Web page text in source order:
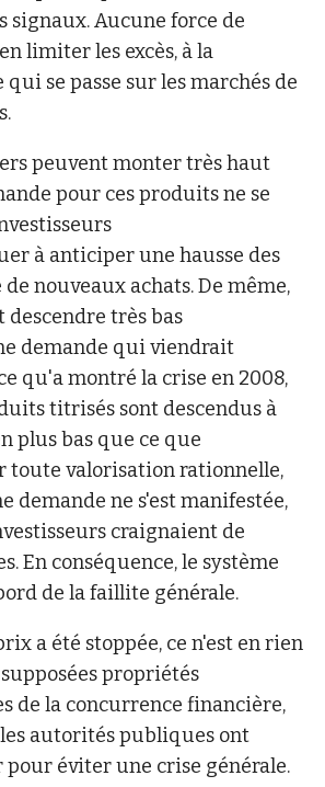
signaux. Aucune force de
limiter les excès, à la
se passe sur les marchés de
peuvent monter très haut
pour ces produits ne se
à anticiper une hausse des
nouveaux achats. De même,
très bas
demande qui viendrait
qu'a montré la crise en 2008,
titrisés sont descendus à
plus bas que ce que
valorisation rationnelle,
demande ne s'est manifestée,
craignaient de
En conséquence, le système
de la faillite générale.
a été stoppée, ce n'est en rien
propriétés
de la concurrence financière,
autorités publiques ont
pour éviter une crise générale.